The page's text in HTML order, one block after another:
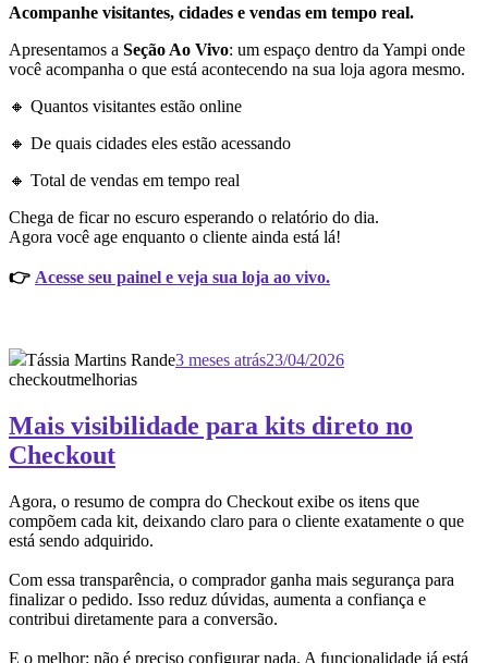
Acompanhe visitantes, cidades e vendas em tempo real.
Apresentamos a Seção Ao Vivo: um espaço dentro da Yampi onde
você acompanha o que está acontecendo na sua loja agora mesmo.
🔸 Quantos visitantes estão online
🔸 De quais cidades eles estão acessando
🔸 Total de vendas em tempo real
Chega de ficar no escuro esperando o relatório do dia.
Agora você age enquanto o cliente ainda está lá!
👉 Acesse seu painel e veja sua loja ao vivo.
Tássia Martins Rande3 meses atrás23/04/2026
checkoutmelhorias
Mais visibilidade para kits direto no
Checkout
Agora, o resumo de compra do Checkout exibe os itens que
compõem cada kit, deixando claro para o cliente exatamente o que
está sendo adquirido.
Com essa transparência, o comprador ganha mais segurança para
finalizar o pedido. Isso reduz dúvidas, aumenta a confiança e
contribui diretamente para a conversão.
E o melhor: não é preciso configurar nada. A funcionalidade já está